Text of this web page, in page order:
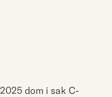
dom i sak C-